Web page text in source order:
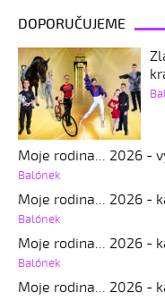
DOPORUČUJEME
Moje rodina... 2026 -
Balónek
Moje rodina... 2026 -
Balónek
Moje rodina... 2026 -
Balónek
Moje rodina... 2026 -